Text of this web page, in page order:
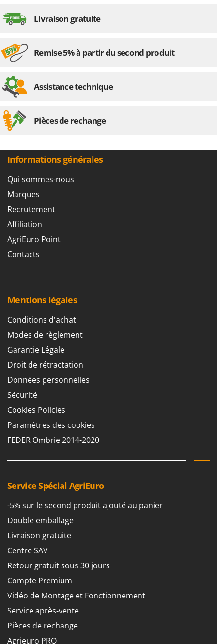
Livraison gratuite
Remise 5% à partir du second produit
Assistance technique
Pièces de rechange
Informations générales
Qui sommes-nous
Marques
Recrutement
Affiliation
AgriEuro Point
Contacts
Mentions légales
Conditions d'achat
Modes de règlement
Garantie Légale
Droit de rétractation
Données personnelles
Sécurité
Cookies Policies
Paramètres des cookies
FEDER Ombrie 2014-2020
Service Spécial AgriEuro
-5% sur le second produit ajouté au panier
Double emballage
Livraison gratuite
Centre SAV
Retour gratuit sous 30 jours
Compte Premium
Vidéo de Montage et Fonctionnement
Service après-vente
Pièces de rechange
Agrieuro PRO